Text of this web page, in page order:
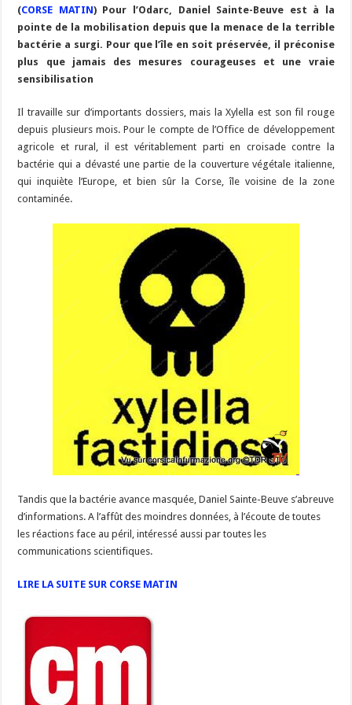
b
o
o
ky gr
a
m
p
c
h
l
y
Li
n
d
o
n
es
t
p
p
m
bl
r
d
di
t
ai
l
ta
g
er
(CORSE MATIN) Pour l’Odarc, Daniel Sainte-Beuve est à la
pointe de la mobilisation depuis que la menace de la terrible
bactérie a surgi. Pour que l’île en soit préservée, il préconise
plus que jamais des mesures courageuses et une vraie
sensibilisation
Il travaille sur d’importants dossiers, mais la Xylella est son fil rouge
depuis plusieurs mois. Pour le compte de l’Office de développement
agricole et rural, il est véritablement parti en croisade contre la
bactérie qui a dévasté une partie de la couverture végétale italienne,
qui inquiète l’Europe, et bien sûr la Corse, île voisine de la zone
contaminée.
Tandis que la bactérie avance masquée, Daniel Sainte-Beuve s’abreuve
d’informations. A l’affût des moindres données, à l’écoute de toutes
les réactions face au péril, intéressé aussi par toutes les
communications scientifiques.
LIRE LA SUITE SUR CORSE MATIN